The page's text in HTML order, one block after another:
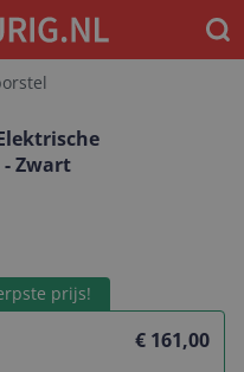
Zwart
prijs!
€ 161,00